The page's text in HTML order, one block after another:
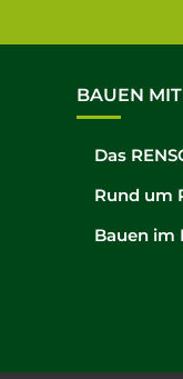
BAUEN
Das
Rund um
Bauen im